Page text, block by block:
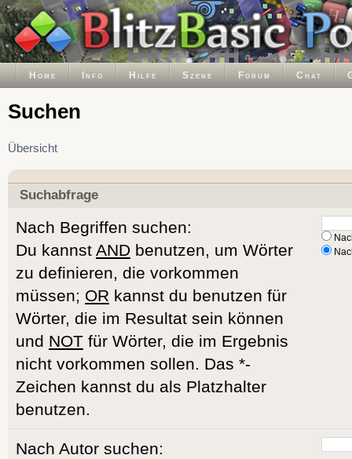
Home Info Hilfe Szene Forum Chat
Suchen
Übersicht
Suchabfrage
Nach Begriffen suchen:
Du kannst AND benutzen, um Wörter
zu definieren, die vorkommen
müssen; OR kannst du benutzen für
Wörter, die im Resultat sein können
und NOT für Wörter, die im Ergebnis
nicht vorkommen sollen. Das *-
Zeichen kannst du als Platzhalter
benutzen.
Nach Autor suchen: